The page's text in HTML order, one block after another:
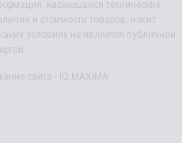
касающаяся технических
и стоимости товаров, носит
условиях не является публичной
сайта - IQ MAXIMA